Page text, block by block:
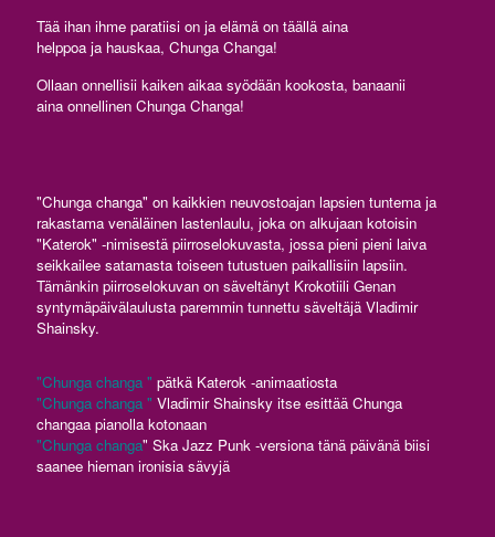
Tää ihan ihme paratiisi on ja elämä on täällä aina
helppoa ja hauskaa, Chunga Changa!
Ollaan onnellisii kaiken aikaa syödään kookosta, banaanii
aina onnellinen Chunga Changa!
"Chunga changa" on kaikkien neuvostoajan lapsien tuntema ja
rakastama venäläinen lastenlaulu, joka on alkujaan kotoisin
"Katerok" -nimisestä piirroselokuvasta, jossa pieni pieni laiva
seikkailee satamasta toiseen tutustuen paikallisiin lapsiin.
Tämänkin piirroselokuvan on säveltänyt Krokotiili Genan
syntymäpäivälaulusta paremmin tunnettu säveltäjä Vladimir
Shainsky.
"Chunga changa " pätkä Katerok -animaatiosta
"Chunga changa " Vladimir Shainsky itse esittää Chunga
changaa pianolla kotonaan
"Chunga changa" Ska Jazz Punk -versiona tänä päivänä biisi
saanee hieman ironisia sävyjä